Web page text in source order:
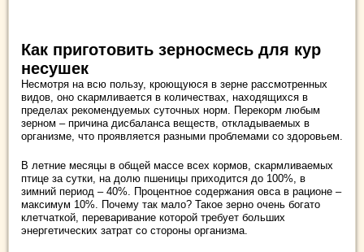
Как приготовить зерносмесь для кур
несушек
Несмотря на всю пользу, кроющуюся в зерне рассмотренных
видов, оно скармливается в количествах, находящихся в
пределах рекомендуемых суточных норм. Перекорм любым
зерном – причина дисбаланса веществ, откладываемых в
организме, что проявляется разными проблемами со здоровьем.
В летние месяцы в общей массе всех кормов, скармливаемых
птице за сутки, на долю пшеницы приходится до 100%, в
зимний период – 40%. Процентное содержания овса в рационе –
максимум 10%. Почему так мало? Такое зерно очень богато
клетчаткой, переваривание которой требует больших
энергетических затрат со стороны организма.